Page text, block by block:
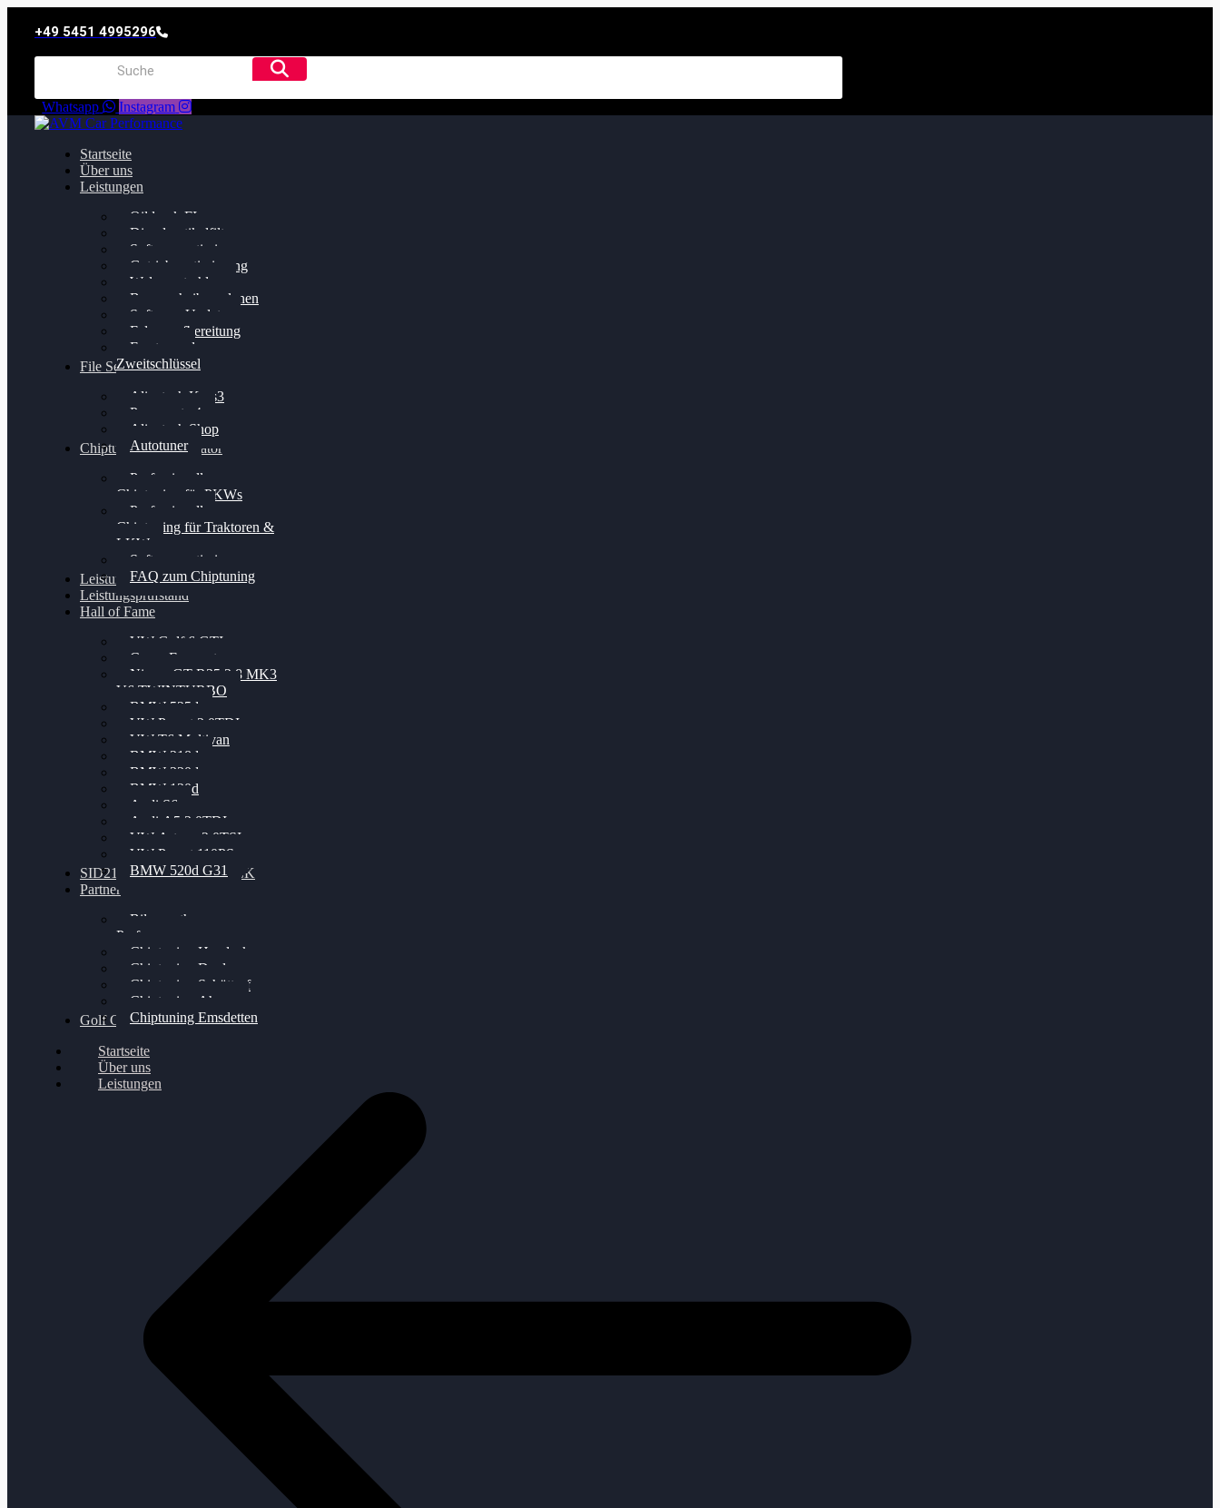
+49 5451 4995296
Whatsapp Instagram
Startseite
Über uns
Leistungen
Oildruck FIx
Dieselpartikelfilter
Softwareoptimierung
Getriebeoptimierung
Walnussstrahlen
Bremsscheiben planen
Software Update
Felgenaufbereitung
Ersatz- und
Zweitschlüssel
File Service
Alientech Kess3
Powergate 4
Alientech Shop
Autotuner
Chiptuning Konfigurator
Professionelles
Chiptuning für PKWs
Professionelles
Chiptuning für Traktoren &
LKW
Softwareoptimierung
FAQ zum Chiptuning
Leistungsmessung
Leistungsprüfstand
Hall of Fame
VW Golf 6 GTI
Cupra Formentor
Nissan GT-R35 3.8 MK3
V6 TWINTURBO
BMW 525d
VW Passat 2.0TDI
VW T6 Multivan
BMW 318d
BMW 320d
BMW 120d
Audi S6
Audi A5 3.0TDI
VW Arteon 2.0TSI
VW Passat 110PS
BMW 520d G31
SID212 / 212EVO UNLOCK
Partner
Bilgenroth
Performance
Chiptuning Herzlacke
Chiptuning Duelmen
Chiptuning Schüttorf
Chiptuning Ahaus
Chiptuning Emsdetten
Golf Gewinnspiel
Startseite
Über uns
Leistungen